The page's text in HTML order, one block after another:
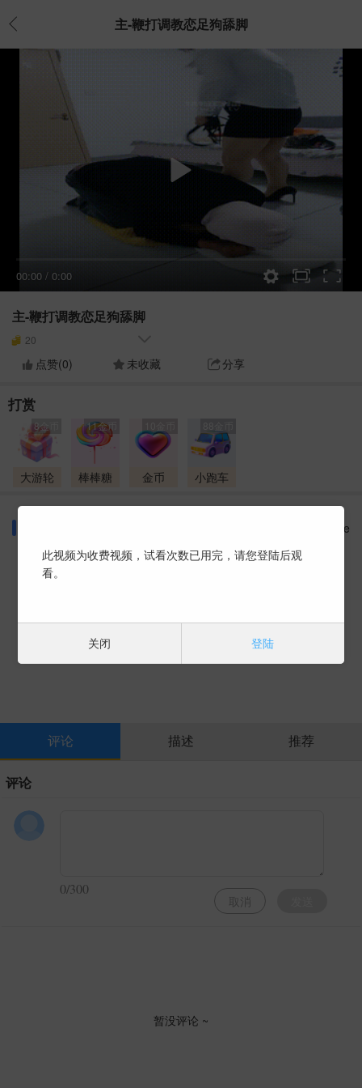
主-鞭打调教恋足狗舔脚
00:00 / 0:00
主-鞭打调教恋足狗舔脚
20
点赞(0) 未收藏 分享
打赏
大游轮
8金币
棒棒糖
11金币
金币 小跑车
More
评论 描述 推荐
评论
0/300
取消
暂没评论 ~
此视频为收费视频，试看次数已用完，请您登陆后观
看。
关闭 登陆